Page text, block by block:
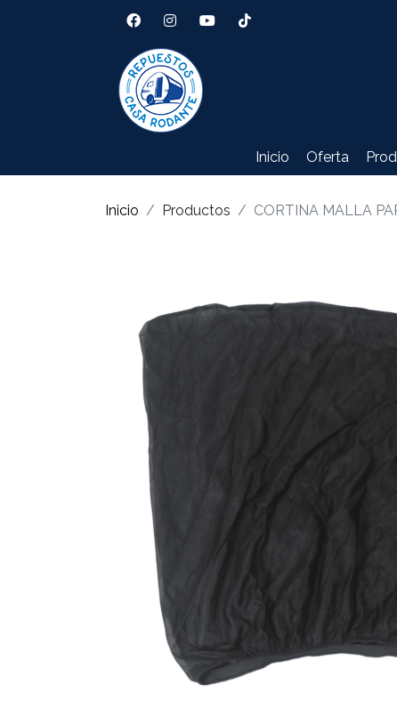
Inicio Oferta
Inicio Productos CORTINA MALLA